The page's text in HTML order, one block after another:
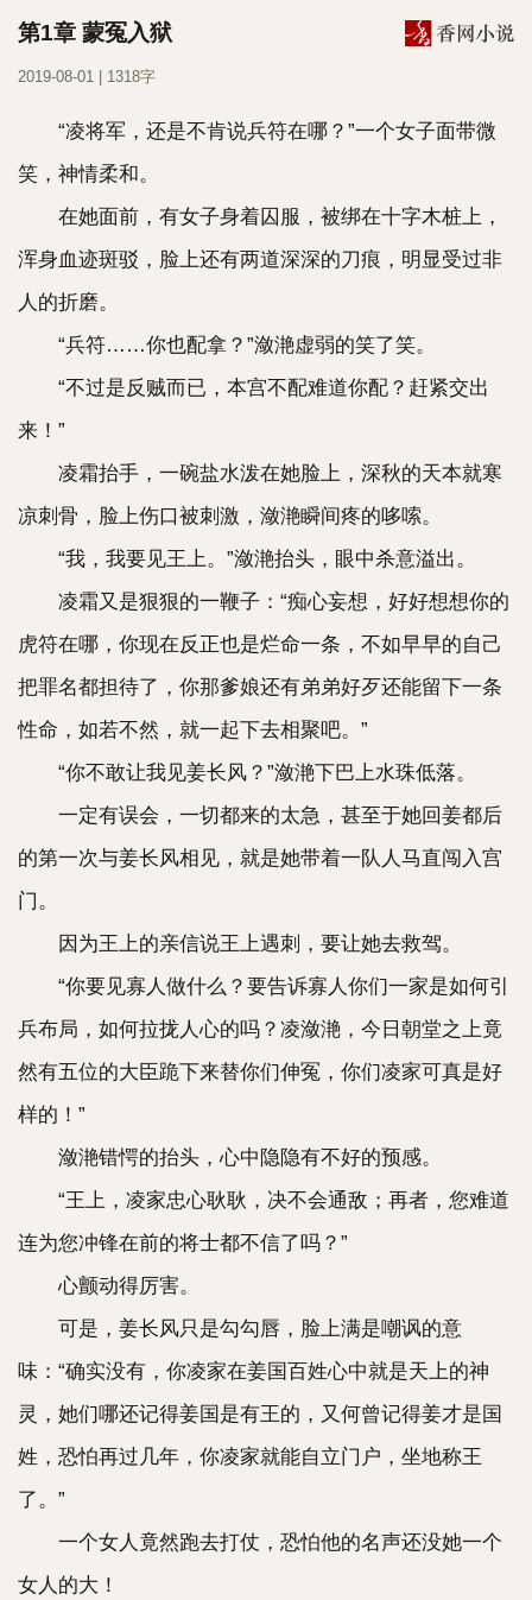
第1章 蒙冤入狱
2019-08-01 | 1318字
“凌将军，还是不肯说兵符在哪？”一个女子面带微
笑，神情柔和。
在她面前，有女子身着囚服，被绑在十字木桩上，
浑身血迹斑驳，脸上还有两道深深的刀痕，明显受过非
人的折磨。
“兵符……你也配拿？”潋滟虚弱的笑了笑。
“不过是反贼而已，本宫不配难道你配？赶紧交出
来！”
凌霜抬手，一碗盐水泼在她脸上，深秋的天本就寒
凉刺骨，脸上伤口被刺激，潋滟瞬间疼的哆嗦。
“我，我要见王上。”潋滟抬头，眼中杀意溢出。
凌霜又是狠狠的一鞭子：“痴心妄想，好好想想你的
虎符在哪，你现在反正也是烂命一条，不如早早的自己
把罪名都担待了，你那爹娘还有弟弟好歹还能留下一条
性命，如若不然，就一起下去相聚吧。”
“你不敢让我见姜长风？”潋滟下巴上水珠低落。
一定有误会，一切都来的太急，甚至于她回姜都后
的第一次与姜长风相见，就是她带着一队人马直闯入宫
门。
因为王上的亲信说王上遇刺，要让她去救驾。
“你要见寡人做什么？要告诉寡人你们一家是如何引
兵布局，如何拉拢人心的吗？凌潋滟，今日朝堂之上竟
然有五位的大臣跪下来替你们伸冤，你们凌家可真是好
样的！”
潋滟错愕的抬头，心中隐隐有不好的预感。
“王上，凌家忠心耿耿，决不会通敌；再者，您难道
连为您冲锋在前的将士都不信了吗？”
心颤动得厉害。
可是，姜长风只是勾勾唇，脸上满是嘲讽的意
味：“确实没有，你凌家在姜国百姓心中就是天上的神
灵，她们哪还记得姜国是有王的，又何曾记得姜才是国
姓，恐怕再过几年，你凌家就能自立门户，坐地称王
了。”
一个女人竟然跑去打仗，恐怕他的名声还没她一个
女人的大！